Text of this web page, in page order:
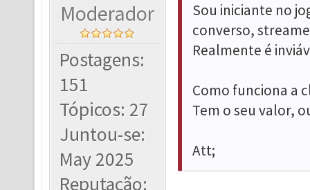
Moderador
Postagens:
151
Tópicos: 27
Juntou-se:
May 2025
Reputação:
Sou iniciante no
converso,
Realmente é
Como funciona a
Tem o seu valor,
Att;